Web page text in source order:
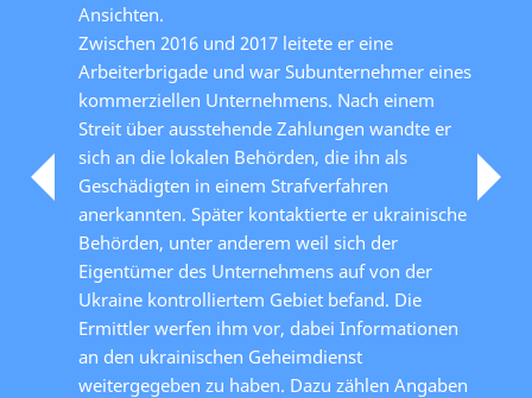
Ansichten.
Zwischen 2016 und 2017 leitete er eine
Arbeiterbrigade und war Subunternehmer eines
kommerziellen Unternehmens. Nach einem
Streit über ausstehende Zahlungen wandte er
sich an die lokalen Behörden, die ihn als
Geschädigten in einem Strafverfahren
anerkannten. Später kontaktierte er ukrainische
Behörden, unter anderem weil sich der
Eigentümer des Unternehmens auf von der
Ukraine kontrolliertem Gebiet befand. Die
Ermittler werfen ihm vor, dabei Informationen
an den ukrainischen Geheimdienst
weitergegeben zu haben. Dazu zählen Angaben